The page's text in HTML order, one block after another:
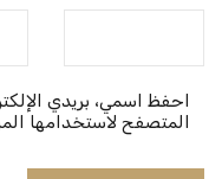
احفظ اسمي، بريدي
المتصفح لاستخدامها